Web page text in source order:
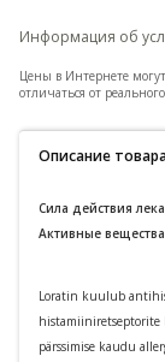
Информация об
Цены в Интернете
отличаться от
Описание
Сила действия
Активные
Loratin kuulub
histamiiniretseptorite
pärssimise kaudu